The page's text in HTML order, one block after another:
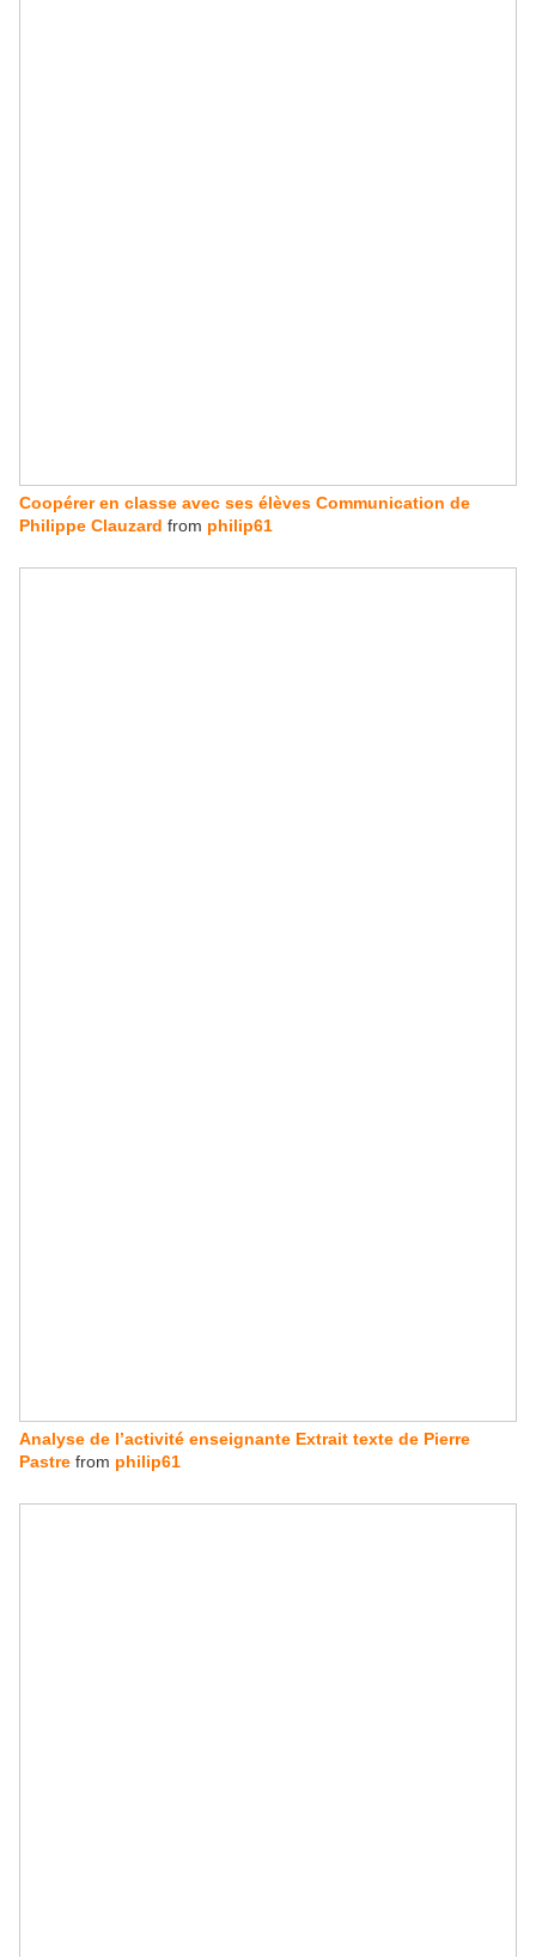
Coopérer en classe avec ses élèves Communication de
Philippe Clauzard from philip61
Analyse de l’activité enseignante Extrait texte de Pierre
Pastre from philip61